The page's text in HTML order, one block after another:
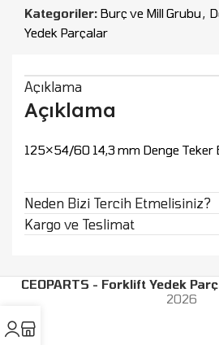
Kategoriler: Burç ve Mill Grubu,
Yedek Parçalar
Açıklama
Açıklama
125×54/60 14,3 mm Denge Teker
Neden Bizi Tercih Etmelisiniz?
Kargo ve Teslimat
CEOPARTS - Forklift Yedek
2026